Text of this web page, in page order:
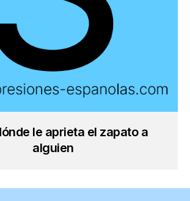
le aprieta el zapato a
alguien